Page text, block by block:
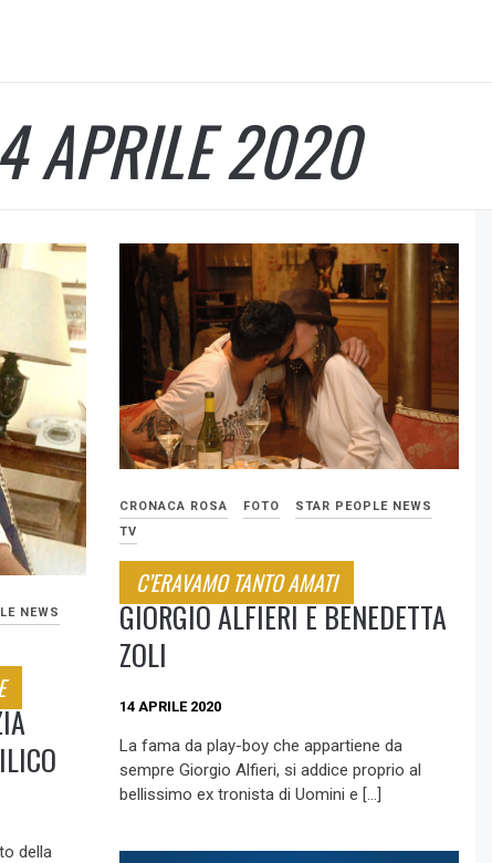
APRILE 2020
NEWS
della
CRONACA ROSA FOTO
STAR PEOPLE NEWS
TV
C’ERAVAMO TANTO AMATI
GIORGIO ALFIERI E BENEDETTA
ZOLI
14 APRILE 2020
La fama da play-boy che appartiene da
sempre Giorgio Alfieri, si addice proprio al
bellissimo ex tronista di Uomini e […]